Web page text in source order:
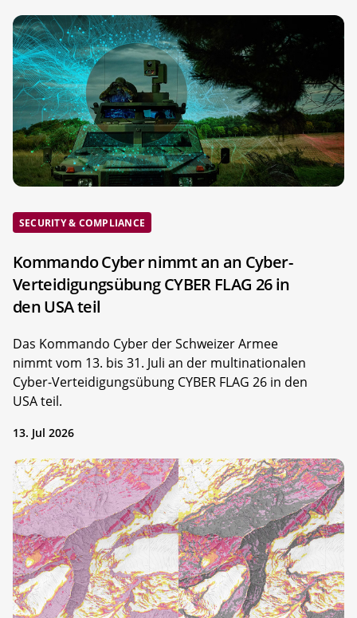
SECURITY & COMPLIANCE
Kommando Cyber nimmt an an Cyber-
Verteidigungsübung CYBER FLAG 26 in
den USA teil
Das Kommando Cyber der Schweizer Armee
nimmt vom 13. bis 31. Juli an der multinationalen
Cyber-Verteidigungsübung CYBER FLAG 26 in den
USA teil.
13. Jul 2026